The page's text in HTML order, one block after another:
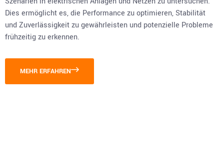
Dies ermöglicht es, die Performance zu optimieren, Stabilität
und Zuverlässigkeit zu gewährleisten und potenzielle Probleme
frühzeitig zu erkennen.
MEHR ERFAHREN